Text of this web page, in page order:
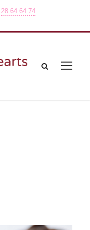
28 64 64 74